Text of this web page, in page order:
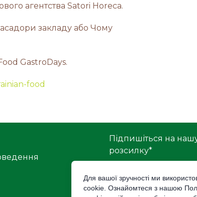
агентства Satori Horeca.
закладу або Чому
GastroDays.
food
Підпишіться на
розсилку*
Для вашої зручності ми
cookie. Ознайомтеся з нашою